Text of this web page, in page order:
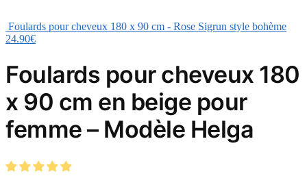
Foulards pour cheveux 180 x 90 cm - Rose Sigrun style bohème
24.90€
Foulards pour cheveux 180
x 90 cm en beige pour
femme – Modèle Helga